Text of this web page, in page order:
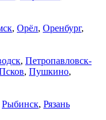
, Орёл, Оренбург,
, Петропавловск-
, Пушкино,
Рыбинск, Рязань